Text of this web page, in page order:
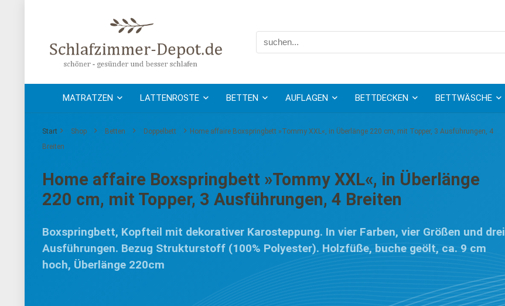
MATRATZEN LATTENROSTE BETTEN AUFLAGEN BETTDECKEN BETTWÄSCHE
Start Shop Betten Doppelbett
Home affaire Boxspringbett »Tommy XXL«, in Überlänge 220 cm, mit Topper, 3 Ausführungen, 4
Breiten
Home affaire Boxspringbett »Tommy XXL«, in Überlänge
220 cm, mit Topper, 3 Ausführungen, 4 Breiten
Boxspringbett, Kopfteil mit dekorativer Karosteppung. In vier Farben, vier Größen und drei
Ausführungen. Bezug Strukturstoff (100% Polyester). Holzfüße, buche geölt, ca. 9 cm
hoch, Überlänge 220cm